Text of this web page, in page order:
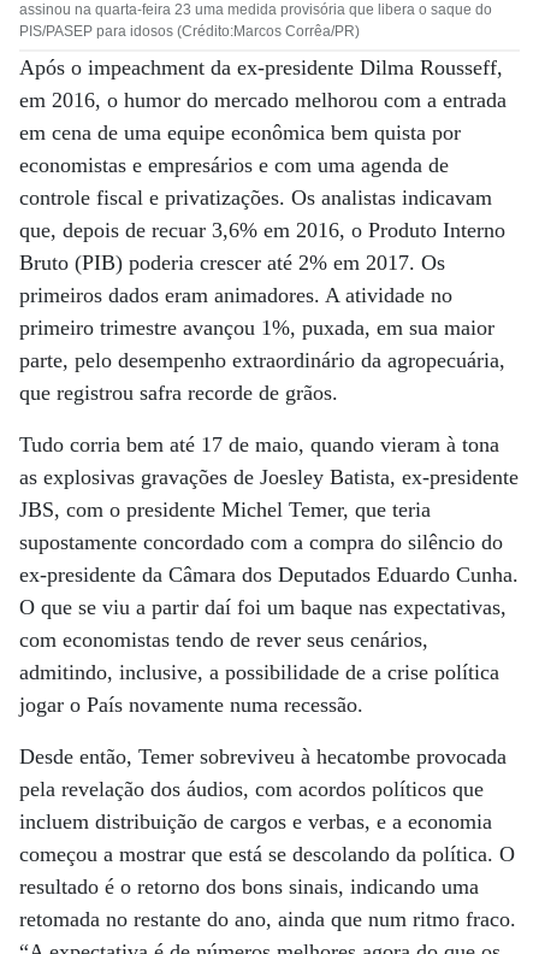
assinou na quarta-feira 23 uma medida provisória que libera o saque do
PIS/PASEP para idosos (Crédito:Marcos Corrêa/PR)
Após o impeachment da ex-presidente Dilma Rousseff,
em 2016, o humor do mercado melhorou com a entrada
em cena de uma equipe econômica bem quista por
economistas e empresários e com uma agenda de
controle fiscal e privatizações. Os analistas indicavam
que, depois de recuar 3,6% em 2016, o Produto Interno
Bruto (PIB) poderia crescer até 2% em 2017. Os
primeiros dados eram animadores. A atividade no
primeiro trimestre avançou 1%, puxada, em sua maior
parte, pelo desempenho extraordinário da agropecuária,
que registrou safra recorde de grãos.
Tudo corria bem até 17 de maio, quando vieram à tona
as explosivas gravações de Joesley Batista, ex-presidente
JBS, com o presidente Michel Temer, que teria
supostamente concordado com a compra do silêncio do
ex-presidente da Câmara dos Deputados Eduardo Cunha.
O que se viu a partir daí foi um baque nas expectativas,
com economistas tendo de rever seus cenários,
admitindo, inclusive, a possibilidade de a crise política
jogar o País novamente numa recessão.
Desde então, Temer sobreviveu à hecatombe provocada
pela revelação dos áudios, com acordos políticos que
incluem distribuição de cargos e verbas, e a economia
começou a mostrar que está se descolando da política. O
resultado é o retorno dos bons sinais, indicando uma
retomada no restante do ano, ainda que num ritmo fraco.